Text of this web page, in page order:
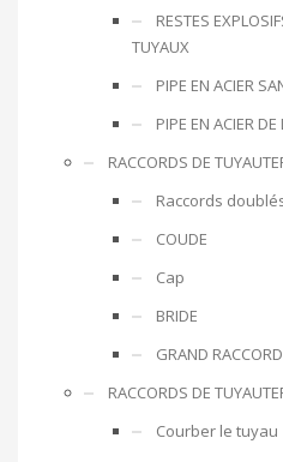
RESTES
TUYAUX
PIPE EN ACIER
PIPE EN ACIER
RACCORDS DE
Raccords
COUDE
Cap
BRIDE
GRAND
RACCORDS DE
Courber le tuyau